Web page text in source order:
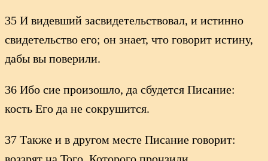
35 И видевший засвидетельствовал, и истинно
свидетельство его; он знает, что говорит истину,
дабы вы поверили.
36 Ибо сие произошло, да сбудется Писание:
кость Его да не сокрушится.
37 Также и в другом месте Писание говорит:
воззрят на Того, Которого пронзили.